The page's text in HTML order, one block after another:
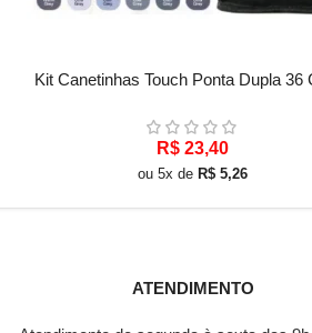
AO CARRINHO
Kit Canetinhas Touch Ponta Dupla 36
R$ 23,40
ou 5x de R$ 5,26
ATENDIMENTO